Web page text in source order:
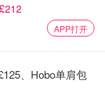
APP打开
、Hobo单肩包